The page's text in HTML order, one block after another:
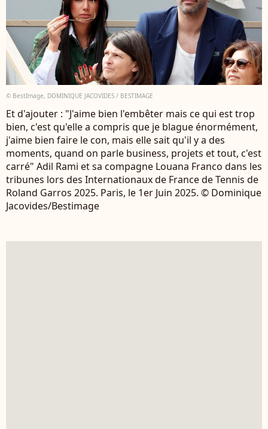
© BestImage, DOMINIQUE JACOVIDES / BESTIMAGE
Et d'ajouter : "J'aime bien l'embêter mais ce qui est trop
bien, c'est qu'elle a compris que je blague énormément,
j'aime bien faire le con, mais elle sait qu'il y a des
moments, quand on parle business, projets et tout, c'est
carré" Adil Rami et sa compagne Louana Franco dans les
tribunes lors des Internationaux de France de Tennis de
Roland Garros 2025. Paris, le 1er Juin 2025. © Dominique
Jacovides/Bestimage